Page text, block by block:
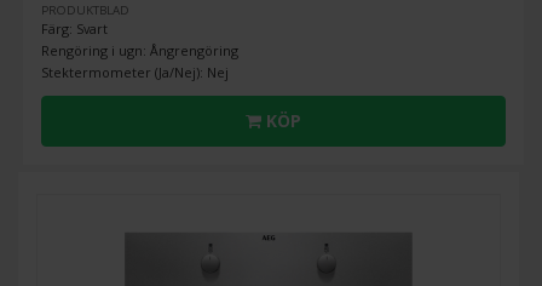
PRODUKTBLAD
Färg: Svart
Rengöring i ugn: Ångrengöring
Stektermometer (Ja/Nej): Nej
KÖP